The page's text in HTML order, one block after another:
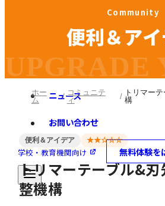
よくある質問
マニュアル
旧バージョンダウンロー
ニュース
お問い合わせ
学校・教育機関向け 無料体験を
Co mmu nity
便利＆アイ
UPGRADE
ホー
ム
コミュニテ
ィ
トリマー
構
便利＆アイデア ★★☆☆☆
トリマーテーブル&刃
整機構